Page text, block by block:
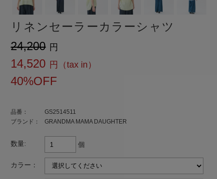
リネンセーラーカラーシャツ
¥24,200
¥14,520
40%OFF
品番：
GS2514511
ブランド：
GRANDMA MAMA DAUGHTER
カラー：
数量: 個